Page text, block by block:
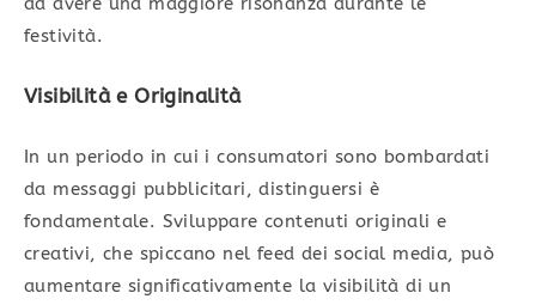
festività.
Visibilità e Originalità
In un periodo in cui i consumatori sono bombardati
da messaggi pubblicitari, distinguersi è
fondamentale. Sviluppare contenuti originali e
creativi, che spiccano nel feed dei social media, può
aumentare significativamente la visibilità di un